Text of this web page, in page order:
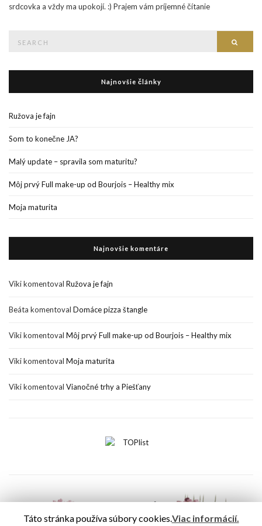
srdcovka a vždy ma upokojí. :) Prajem vám príjemné čítanie
Najnovšie články
Ružova je fajn
Som to konečne JA?
Malý update – spravila som maturitu?
Môj prvý Full make-up od Bourjois – Healthy mix
Moja maturita
Najnovšie komentáre
Vikikomentoval Ružova je fajn
Beáta komentoval Domáce pizza štangle
Vikikomentoval Môj prvý Full make-up od Bourjois – Healthy mix
Vikikomentoval Moja maturita
Vikikomentoval Vianočné trhy a Piešťany
Táto stránka používa súbory cookies.Viac informácií.